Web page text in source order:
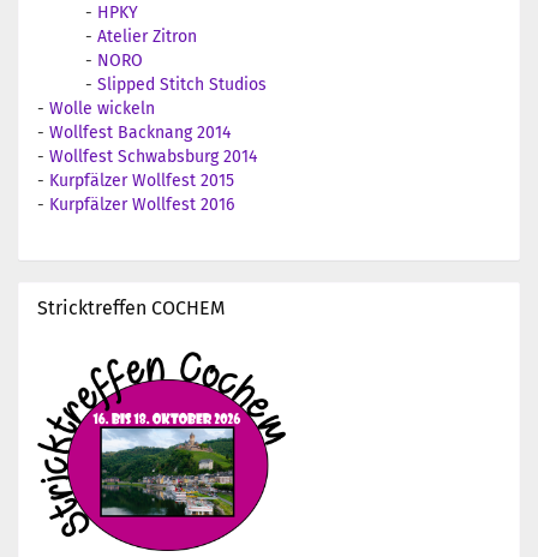
- HPKY
- Atelier Zitron
- NORO
- Slipped Stitch Studios
- Wolle wickeln
- Wollfest Backnang 2014
- Wollfest Schwabsburg 2014
- Kurpfälzer Wollfest 2015
- Kurpfälzer Wollfest 2016
Stricktreffen COCHEM